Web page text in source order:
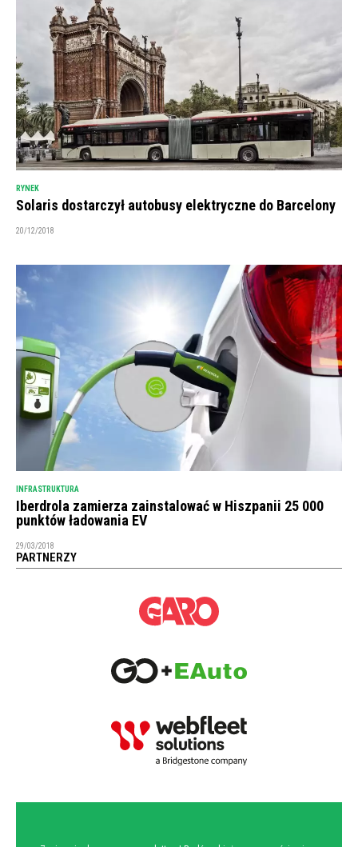
RYNEK
Solaris dostarczył autobusy elektryczne do Barcelony
20/12/2018
INFRASTRUKTURA
Iberdrola zamierza zainstalować w Hiszpanii 25 000
punktów ładowania EV
29/03/2018
PARTNERZY